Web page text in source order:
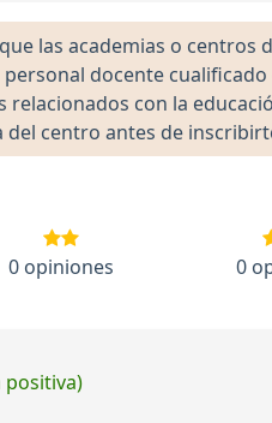
las academias o
docente
con la
centro antes de
0 opiniones 0
positiva)